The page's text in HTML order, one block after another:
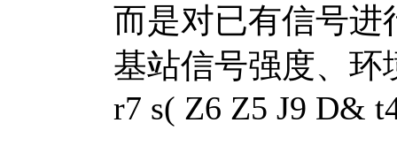
而是对已有信号进
基站信号强度、环
r7 s( Z6 Z5 J9 D&